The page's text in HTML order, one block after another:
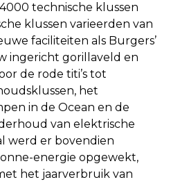
technische klussen
klussen varieerden van
faciliteiten als Burgers’
ingericht gorillaveld en
de rode titi’s tot
het
in de Ocean en de
van elektrische
werd er bovendien
energie opgewekt,
het jaarverbruik van